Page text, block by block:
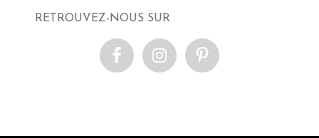
RETROUVEZ-NOUS SUR